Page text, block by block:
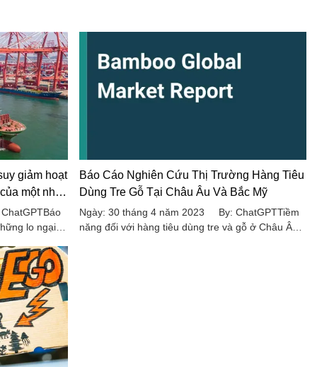
giảm hoạt
một nhà
ở Trung
lo ngại
đồ gia dụng
Trung
và gỗ, sản
máy tính,
sản phẩm
lý do có
khuyến
hiệu quả.
Báo Cáo Nghiên Cứu Thị Trường Hàng Tiêu
Dùng Tre Gỗ Tại Châu Âu Và Bắc Mỹ
Ngày: 30 tháng 4 năm 2023 By: ChatGPTTiềm
năng đối với hàng tiêu dùng tre và gỗ ở Châu Âu